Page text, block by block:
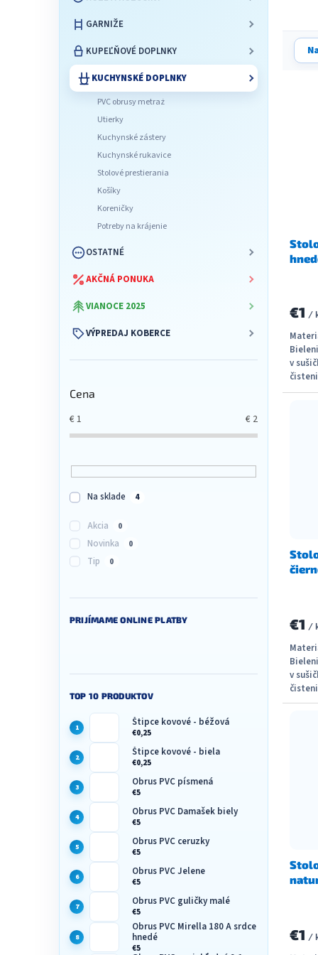
GARNIŽE
KUPEĽŇOVÉ DOPLNKY
KUCHYNSKÉ DOPLNKY
PVC obrusy metraż
Utierky
Kuchynské zástery
Kuchynské rukavice
Stolové prestierania
Košíky
Koreničky
Potreby na krájenie
OSTATNÉ
AKČNÁ PONUKA
VIANOCE 2025
VÝPREDAJ KOBERCE
Cena
€1 € 2
Na sklade 4
Akcia 0
Novinka 0
Tip 0
PRIJÍMAME ONLINE PLATBY
TOP 10 PRODUKTOV
Štipce kovové - béžová
€0,25
Štipce kovové - biela
€0,25
Obrus PVC písmená
€5
Obrus PVC Damašek biely
€5
Obrus PVC ceruzky
€5
Obrus PVC Jelene
€5
Obrus PVC guličky malé
€5
Obrus PVC Mirella 180 A srdce
hnedé
€5
R
a
t
o
€1 /
v
€1 /
v
€1 /